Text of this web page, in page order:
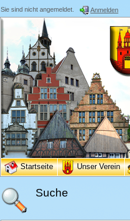
Sie sind nicht angemeldet. Anmelden
Startseite Unser Verein
Suche